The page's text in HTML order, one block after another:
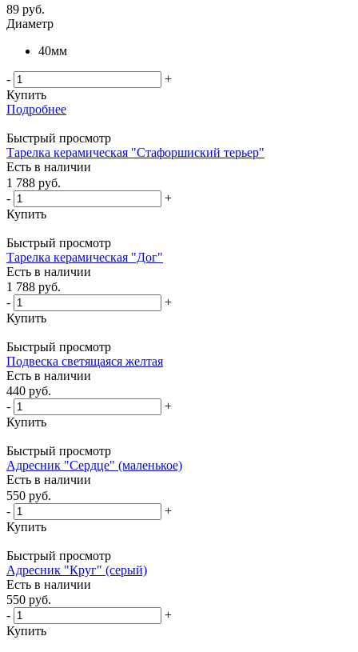
89 руб.
Диаметр
40мм
-
+
Купить
Подробнее
Быстрый просмотр
Тарелка керамическая "Стафоршиский терьер"
Есть в наличии
1 788 руб.
-
+
Купить
Быстрый просмотр
Тарелка керамическая "Дог"
Есть в наличии
1 788 руб.
-
+
Купить
Быстрый просмотр
Подвеска светящаяся желтая
Есть в наличии
440 руб.
-
+
Купить
Быстрый просмотр
Адресник "Сердце" (маленькое)
Есть в наличии
550 руб.
-
+
Купить
Быстрый просмотр
Адресник "Круг" (серый)
Есть в наличии
550 руб.
-
+
Купить